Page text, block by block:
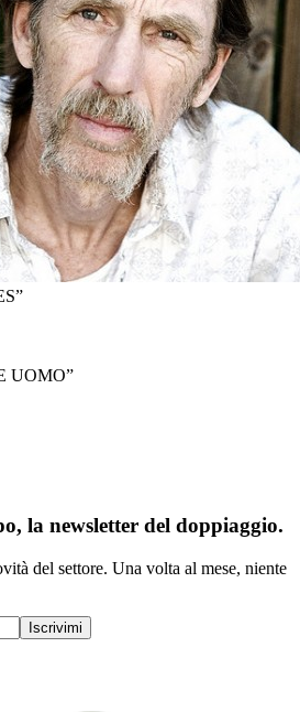
”
UOMO”
, la newsletter del doppiaggio.
del settore. Una volta al mese, niente
Iscrivimi